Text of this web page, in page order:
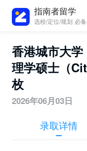
指南者留学
选校/定位/规划 必
香港城市大
理学硕士（
枚
2026年06月03日
录取详情